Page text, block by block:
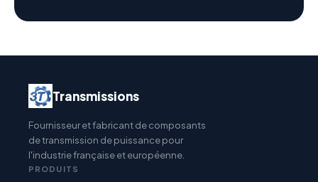
Transmissions
Fournisseur et fabricant de composants
de transmission de puissance pour
l'industrie française et européenne.
PRODUITS